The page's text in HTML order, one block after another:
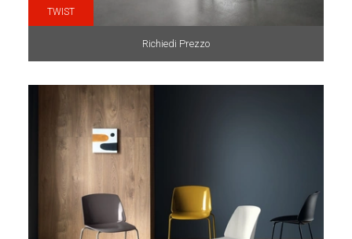
TWIST
Richiedi Prezzo